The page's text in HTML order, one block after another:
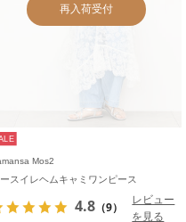
再入荷受付
Mos2
スイレヘムキャミワンピース
4.8 （9）
レビュー
を見る